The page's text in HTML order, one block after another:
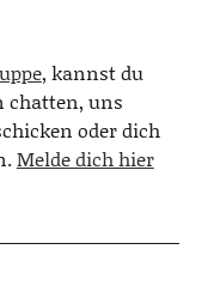
, kannst du
chatten, uns
oder dich
Melde dich hier